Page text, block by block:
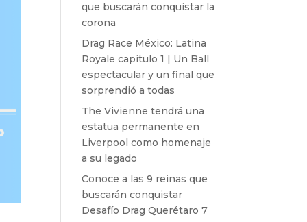
que buscarán conquistar la
corona
Drag Race México: Latina
Royale capítulo 1 | Un Ball
espectacular y un final que
sorprendió a todas
The Vivienne tendrá una
estatua permanente en
Liverpool como homenaje
a su legado
Conoce a las 9 reinas que
buscarán conquistar
Desafío Drag Querétaro 7